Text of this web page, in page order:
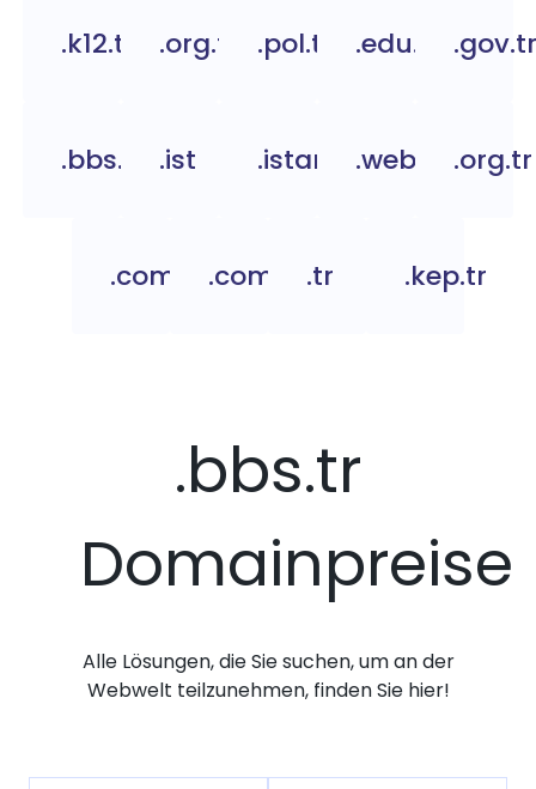
.k12.tr .org.tc .pol.tr .edu.tr .gov.tr
.bbs.tr .ist .istanbul.web.tr .org.tr
.com.tc .com.tr .tr .kep.tr
.bbs.tr
Domainpreise
Alle Lösungen, die Sie suchen, um an der
Webwelt teilzunehmen, finden Sie hier!